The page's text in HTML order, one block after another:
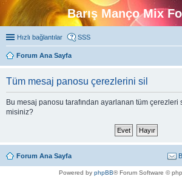
Barış Manço Mix
Hızlı bağlantılar SSS
Forum Ana Sayfa
Tüm mesaj panosu çerezlerini sil
Bu mesaj panosu tarafından ayarlanan tüm
misiniz?
Forum Ana Sayfa
Powered by phpBB® Forum Software ©